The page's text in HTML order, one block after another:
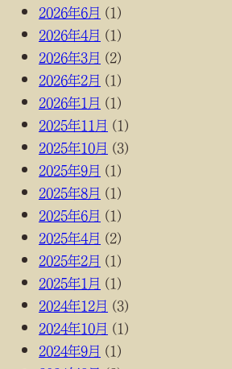
2026年6月 (1)
2026年4月 (1)
2026年3月 (2)
2026年2月 (1)
2026年1月 (1)
2025年11月 (1)
2025年10月 (3)
2025年9月 (1)
2025年8月 (1)
2025年6月 (1)
2025年4月 (2)
2025年2月 (1)
2025年1月 (1)
2024年12月 (3)
2024年10月 (1)
2024年9月 (1)